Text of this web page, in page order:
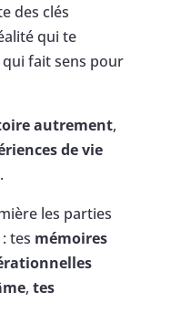
des clés
qui te
fait sens pour
autrement,
de vie
les parties
tes mémoires
, tes